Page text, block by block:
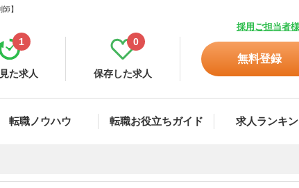
】
採用ご担当者
た求人
1
保存した求人
0
無料登録
転職ノウハウ 転職お役立ちガイド 求人ランキ